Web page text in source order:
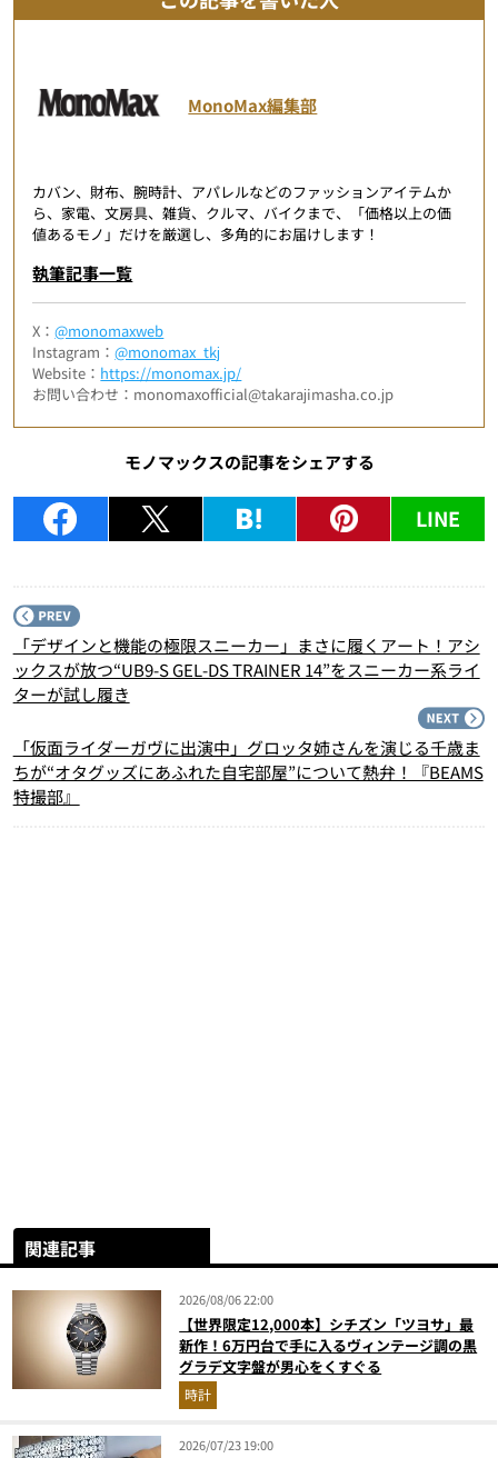
MonoMax編集部
カバン、財布、腕時計、アパレルなどのファッションアイテムか
ら、家電、文房具、雑貨、クルマ、バイクまで、「価格以上の価
値あるモノ」だけを厳選し、多角的にお届けします！
執筆記事一覧
X：@monomaxweb
Instagram：@monomax_tkj
Website： https://monomax.jp/
お問い合わせ：monomaxofficial@takarajimasha.co.jp
モノマックスの記事をシェアする
LINE
「デザインと機能の極限スニーカー」まさに履くアート！アシ
ックスが放つ“UB9-S GEL-DS TRAINER 14”をスニーカー系ライ
ターが試し履き
「仮面ライダーガヴに出演中」グロッタ姉さんを演じる千歳ま
ちが“オタグッズにあふれた自宅部屋”について熱弁！『BEAMS
特撮部』
関連記事
2026/08/06 22:00
【世界限定12,000本】シチズン「ツヨサ」最
新作！6万円台で手に入るヴィンテージ調の黒
グラデ文字盤が男心をくすぐる
時計
2026/07/23 19:00